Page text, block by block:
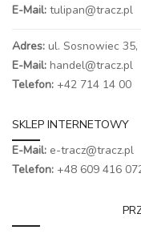
E-Mail: tulipan@tracz.pl
Adres: ul. Sosnowiec
E-Mail: handel@tracz.pl
Telefon: +42 714 14 00
SKLEP INTERNETOWY
E-Mail: e-tracz@tracz.pl
Telefon: +48 609 416